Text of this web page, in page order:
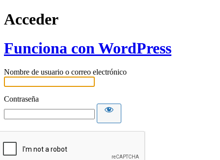
Acceder
Funciona con WordPress
Nombre de usuario o correo electrónico
Contraseña